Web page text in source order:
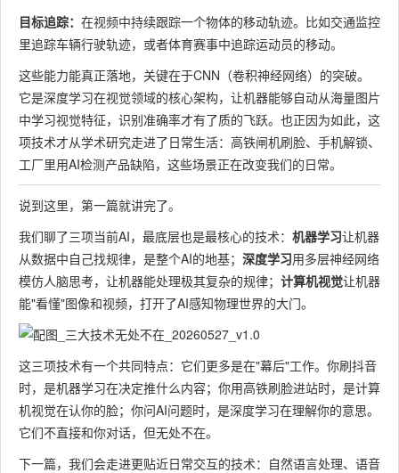
目标追踪： 在视频中持续跟踪一个物体的移动轨迹。比如交通监控
里追踪车辆行驶轨迹，或者体育赛事中追踪运动员的移动。
这些能力能真正落地，关键在于CNN（卷积神经网络）的突破。
它是深度学习在视觉领域的核心架构，让机器能够自动从海量图片
中学习视觉特征，识别准确率才有了质的飞跃。也正因为如此，这
项技术才从学术研究走进了日常生活：高铁闸机刷脸、手机解锁、
工厂里用AI检测产品缺陷，这些场景正在改变我们的日常。
说到这里，第一篇就讲完了。
我们聊了三项当前AI，最底层也是最核心的技术： 机器学习让机器
从数据中自己找规律，是整个AI的地基； 深度学习用多层神经网络
模仿人脑思考，让机器能处理极其复杂的规律； 计算机视觉让机器
能"看懂"图像和视频，打开了AI感知物理世界的大门。
这三项技术有一个共同特点：它们更多是在"幕后"工作。你刷抖音
时，是机器学习在决定推什么内容；你用高铁刷脸进站时，是计算
机视觉在认你的脸；你问AI问题时，是深度学习在理解你的意思。
它们不直接和你对话，但无处不在。
下一篇，我们会走进更贴近日常交互的技术：自然语言处理、语音